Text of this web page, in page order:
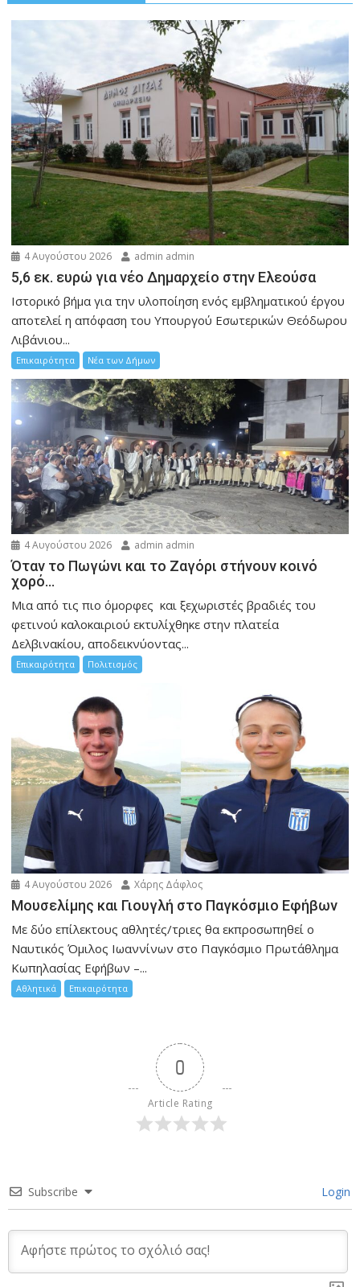
4 Αυγούστου 2026 admin admin
5,6 εκ. ευρώ για νέο Δημαρχείο στην Ελεούσα
Ιστορικό βήμα για την υλοποίηση ενός εμβληματικού έργου
αποτελεί η απόφαση του Υπουργού Εσωτερικών Θεόδωρου
Λιβάνιου...
Επικαιρότητα Νέα των Δήμων
4 Αυγούστου 2026 admin admin
Όταν το Πωγώνι και το Ζαγόρι στήνουν κοινό
χορό…
Μια από τις πιο όμορφες και ξεχωριστές βραδιές του
φετινού καλοκαιριού εκτυλίχθηκε στην πλατεία
Δελβινακίου, αποδεικνύοντας...
Επικαιρότητα Πολιτισμός
4 Αυγούστου 2026 Χάρης Δάφλος
Μουσελίμης και Γιουγλή στο Παγκόσμιο Εφήβων
Mε δύο επίλεκτους αθλητές/τριες θα εκπροσωπηθεί ο
Ναυτικός Όμιλος Ιωαννίνων στο Παγκόσμιο Πρωτάθλημα
Κωπηλασίας Εφήβων –...
Αθλητικά Επικαιρότητα
0
Article Rating
Subscribe Login